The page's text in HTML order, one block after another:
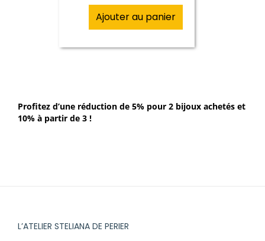
Ajouter au panier
Profitez d’une réduction de 5% pour 2 bijoux achetés et
10% à partir de 3 !
L’ATELIER STELIANA DE PERIER